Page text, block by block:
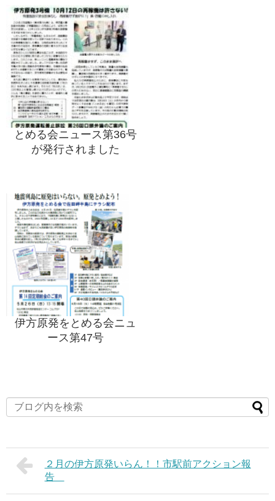
とめる会ニュース第36号
が発行されました
伊方原発をとめる会ニュ
ース第47号
２月の伊方原発いらん！！市駅前アクション報
告